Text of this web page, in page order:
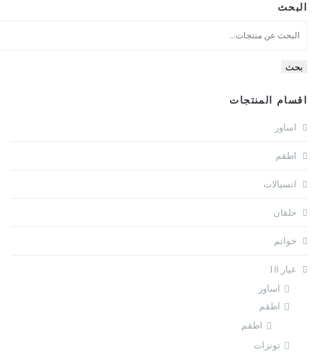
البحث
بحث
اقسام المنتجات
اساور
اطقم
انسيالات
حلقان
خواتم
عيار 18
اساور
اطقم
اطقم
تونزات